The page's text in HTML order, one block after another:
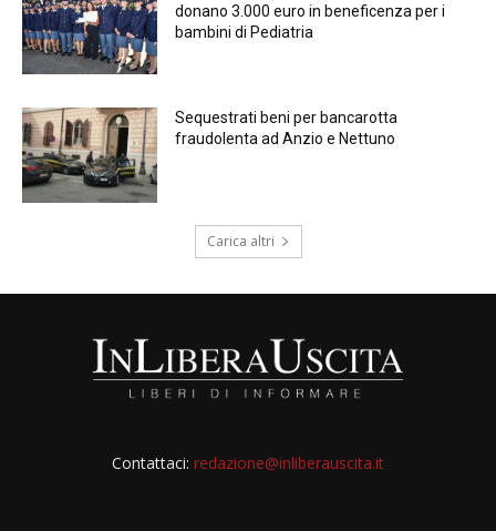
donano 3.000 euro in beneficenza per i
bambini di Pediatria
Sequestrati beni per bancarotta
fraudolenta ad Anzio e Nettuno
Carica altri
Contattaci: redazione@inliberauscita.it